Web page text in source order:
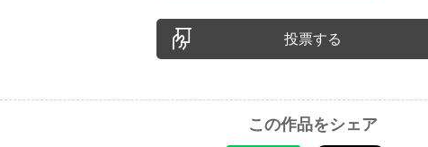
投票する
この作品をシェア